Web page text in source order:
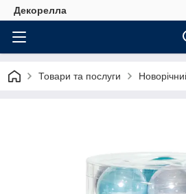
Декорелла
Товари та послуги